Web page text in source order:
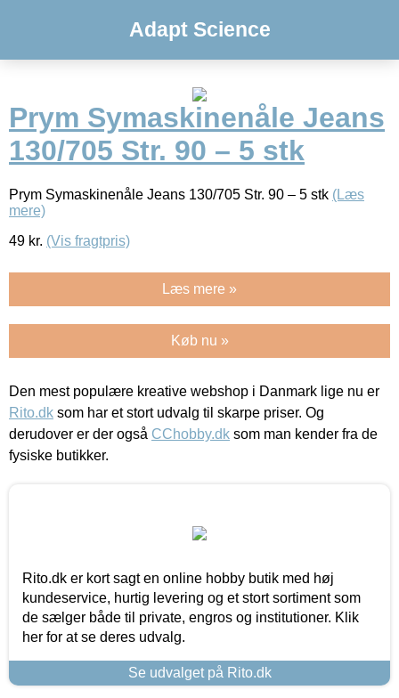
Adapt Science
Prym Symaskinenåle Jeans
130/705 Str. 90 – 5 stk
Prym Symaskinenåle Jeans 130/705 Str. 90 – 5 stk (Læs
mere)
49 kr. (Vis fragtpris)
Læs mere »
Køb nu »
Den mest populære kreative webshop i Danmark lige nu er
Rito.dk som har et stort udvalg til skarpe priser. Og
derudover er der også CChobby.dk som man kender fra de
fysiske butikker.
Rito.dk er kort sagt en online hobby butik med høj
kundeservice, hurtig levering og et stort sortiment som
de sælger både til private, engros og institutioner. Klik
her for at se deres udvalg.
Se udvalget på Rito.dk